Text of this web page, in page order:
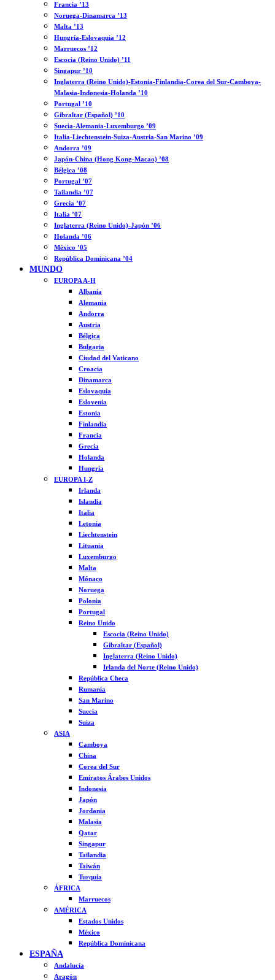
Francia ’13
Noruega-Dinamarca ’13
Malta ’13
Hungría-Eslovaquia ’12
Marruecos ’12
Escocia (Reino Unido) ’11
Singapur ’10
Inglaterra (Reino Unido)-Estonia-Finlandia-Corea del Sur-Camboya-
Malasia-Indonesia-Holanda ’10
Portugal ’10
Gibraltar (Español) ’10
Suecia-Alemania-Luxemburgo ’09
Italia-Liechtenstein-Suiza-Austria-San Marino ’09
Andorra ’09
Japón-China (Hong Kong-Macao) ’08
Bélgica ’08
Portugal ’07
Tailandia ’07
Grecia ’07
Italia ’07
Inglaterra (Reino Unido)-Japón ’06
Holanda ’06
México ’05
República Dominicana ’04
MUNDO
EUROPA A-H
Albania
Alemania
Andorra
Austria
Bélgica
Bulgaria
Ciudad del Vaticano
Croacia
Dinamarca
Eslovaquia
Eslovenia
Estonia
Finlandia
Francia
Grecia
Holanda
Hungría
EUROPA I-Z
Irlanda
Islandia
Italia
Letonia
Liechtenstein
Lituania
Luxemburgo
Malta
Mónaco
Noruega
Polonia
Portugal
Reino Unido
Escocia (Reino Unido)
Gibraltar (Español)
Inglaterra (Reino Unido)
Irlanda del Norte (Reino Unido)
República Checa
Rumanía
San Marino
Suecia
Suiza
ASIA
Camboya
China
Corea del Sur
Emiratos Árabes Unidos
Indonesia
Japón
Jordania
Malasia
Qatar
Singapur
Tailandia
Taiwán
Turquía
ÁFRICA
Marruecos
AMÉRICA
Estados Unidos
México
República Dominicana
ESPAÑA
Andalucía
Aragón